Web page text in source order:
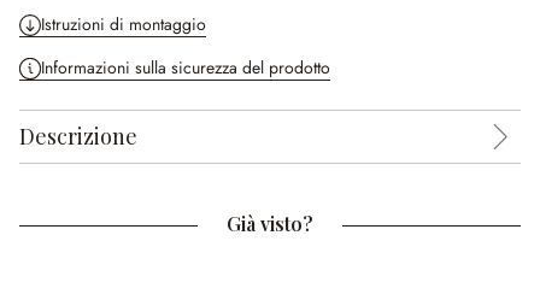
Istruzioni di montaggio
Informazioni sulla sicurezza del prodotto
Descrizione
Già visto?